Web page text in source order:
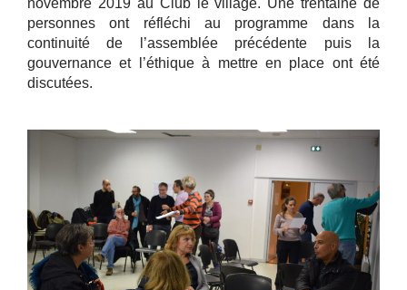
personnes ont réfléchi au programme dans la
continuité de l’assemblée précédente puis la
gouvernance et l’éthique à mettre en place ont été
discutées.